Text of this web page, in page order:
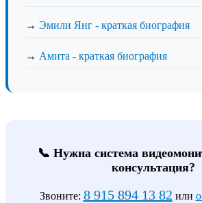
→ Эмили Янг - краткая биография
→ Амита - краткая биография
📞 Нужна система
консультация?
Звоните: 8 915 894 13 82 или